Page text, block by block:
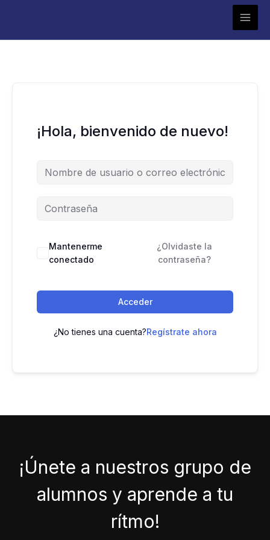
¡Hola, bienvenido de nuevo!
Mantenerme
conectado
¿Olvidaste la
contraseña?
Acceder
¿No tienes una cuenta?Regístrate ahora
¡Únete a nuestros grupo de
alumnos y aprende a tu
rítmo!